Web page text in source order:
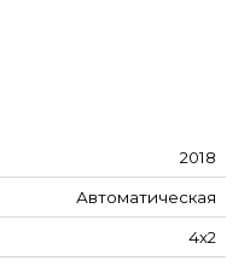
2018
Автоматическая
4х2